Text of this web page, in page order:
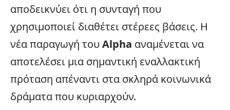
αποδεικνύει ότι η συνταγή που
χρησιμοποιεί διαθέτει στέρεες βάσεις. Η
νέα παραγωγή τουAlpha αναμένεται να
αποτελέσει μια σημαντική εναλλακτική
πρόταση απέναντι στα σκληρά κοινωνικά
δράματα που κυριαρχούν.